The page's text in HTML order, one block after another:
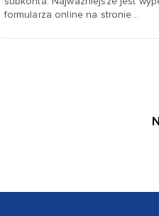
formularza online na stronie…